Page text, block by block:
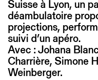
Suisse à Lyon, un
déambulatoire
projections,
suivi d’un apéro.
Avec : Johana
Charrière, Simone
Weinberger.